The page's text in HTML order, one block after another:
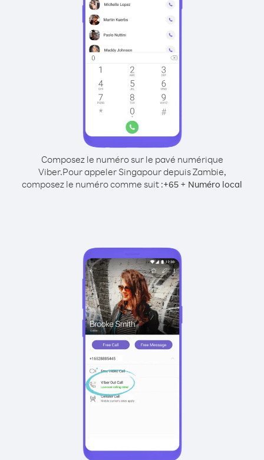
Composez le numéro sur le pavé numérique
Viber.Pour appeler Singapour depuis Zambie,
composez le numéro comme suit :+65 + Numéro local